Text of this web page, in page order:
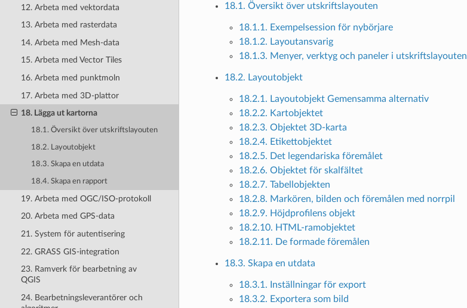
12. Arbeta med vektordata
13. Arbeta med rasterdata
14. Arbeta med Mesh-data
15. Arbeta med Vector Tiles
16. Arbeta med punktmoln
17. Arbeta med 3D-plattor
18. Lägga ut kartorna
18.1. Översikt över utskriftslayouten
18.2. Layoutobjekt
18.3. Skapa en utdata
18.4. Skapa en rapport
19. Arbeta med OGC/ISO-protokoll
20. Arbeta med GPS-data
21. System för autentisering
22. GRASS GIS-integration
23. Ramverk för bearbetning av
QGIS
24. Bearbetningsleverantörer och
18.1. Översikt över utskriftslayouten
18.1.1. Exempelsession för nybörjare
18.1.2. Layoutansvarig
18.1.3. Menyer, verktyg och paneler i utskriftslayouten
18.2. Layoutobjekt
18.2.1. Layoutobjekt Gemensamma alternativ
18.2.2. Kartobjektet
18.2.3. Objektet 3D-karta
18.2.4. Etikettobjektet
18.2.5. Det legendariska föremålet
18.2.6. Objektet för skalfältet
18.2.7. Tabellobjekten
18.2.8. Markören, bilden och föremålen med norrpil
18.2.9. Höjdprofilens objekt
18.2.10. HTML-ramobjektet
18.2.11. De formade föremålen
18.3. Skapa en utdata
18.3.1. Inställningar för export
18.3.2. Exportera som bild